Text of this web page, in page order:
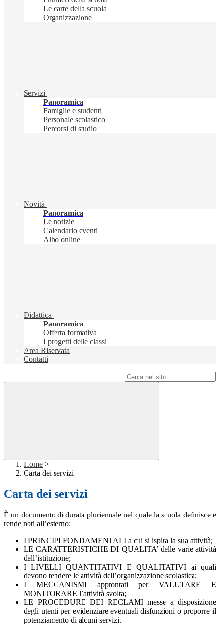
Le carte della scuola
Organizzazione
Servizi
Panoramica
Famiglie e studenti
Personale scolastico
Percorsi di studio
Novità
Panoramica
Le notizie
Calendario eventi
Albo online
Didattica
Panoramica
Offerta formativa
I progetti delle classi
Area Riservata
Contatti
Home >
Carta dei servizi
Carta dei servizi
È un documento di durata pluriennale nel quale la scuola definisce e
rende noti all’esterno:
I PRINCIPI FONDAMENTALI a cui si ispira la sua attività;
LE CARATTERISTICHE DI QUALITA’ delle varie attività
dell’istituzione;
I LIVELLI QUANTITATIVI E QUALITATIVI ai quali
devono tendere le attività dell’organizzazione scolastica;
I MECCANISMI approntati per VALUTARE E
MONITORARE l’attività svolta;
LE PROCEDURE DEI RECLAMI messe a disposizione
degli utenti per evidenziare eventuali disfunzioni o proporre il
potenziamento di alcuni servizi.